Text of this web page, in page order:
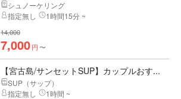
シュノーケリング
指定無し
1時間15分 ~
14,000
7,000円 〜
【宮古島/サンセットSUP】カップルおす...
SUP（サップ）
指定無し
1時間 ~